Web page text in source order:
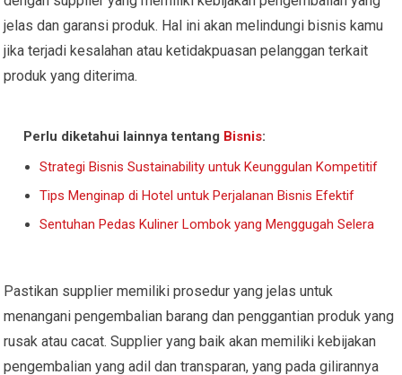
jelas dan garansi produk. Hal ini akan melindungi bisnis kamu
jika terjadi kesalahan atau ketidakpuasan pelanggan terkait
produk yang diterima.
Perlu diketahui lainnya tentang Bisnis:
Strategi Bisnis Sustainability untuk Keunggulan Kompetitif
Tips Menginap di Hotel untuk Perjalanan Bisnis Efektif
Sentuhan Pedas Kuliner Lombok yang Menggugah Selera
Pastikan supplier memiliki prosedur yang jelas untuk
menangani pengembalian barang dan penggantian produk yang
rusak atau cacat. Supplier yang baik akan memiliki kebijakan
pengembalian yang adil dan transparan, yang pada gilirannya